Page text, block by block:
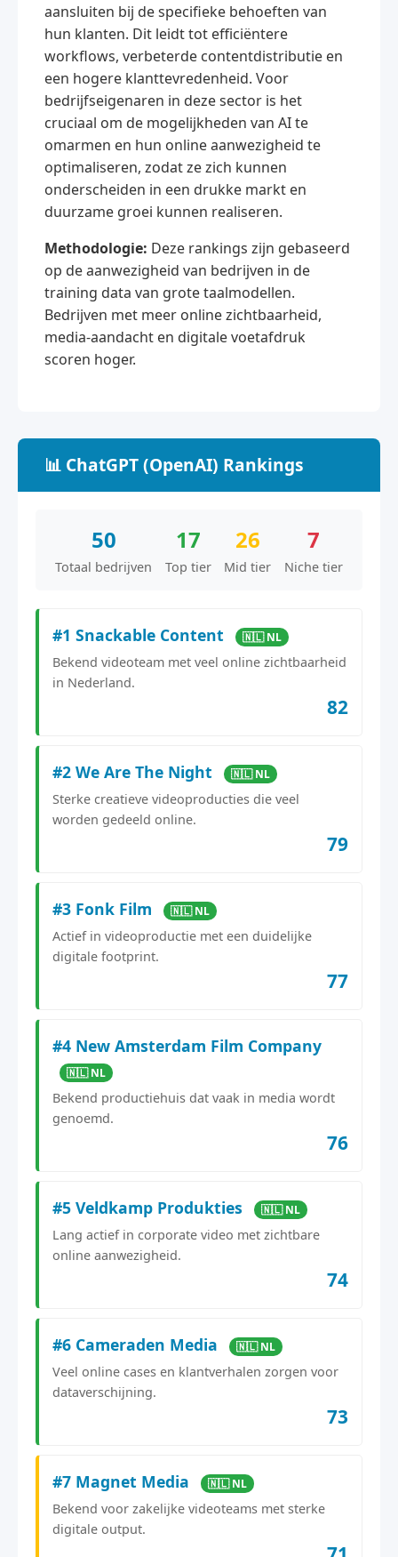
aansluiten bij de specifieke behoeften van
hun klanten. Dit leidt tot efficiëntere
workflows, verbeterde contentdistributie en
een hogere klanttevredenheid. Voor
bedrijfseigenaren in deze sector is het
cruciaal om de mogelijkheden van AI te
omarmen en hun online aanwezigheid te
optimaliseren, zodat ze zich kunnen
onderscheiden in een drukke markt en
duurzame groei kunnen realiseren.
Methodologie: Deze rankings zijn gebaseerd
op de aanwezigheid van bedrijven in de
training data van grote taalmodellen.
Bedrijven met meer online zichtbaarheid,
media-aandacht en digitale voetafdruk
scoren hoger.
📊 ChatGPT (OpenAI) Rankings
50
Totaal bedrijven
17
Top tier
26
Mid tier
7
Niche tier
#1 Snackable Content 🇳🇱 NL
Bekend videoteam met veel online zichtbaarheid
in Nederland.
82
#2 We Are The Night 🇳🇱 NL
Sterke creatieve videoproducties die veel
worden gedeeld online.
79
#3 Fonk Film 🇳🇱 NL
Actief in videoproductie met een duidelijke
digitale footprint.
77
#4 New Amsterdam Film Company
🇳🇱 NL
Bekend productiehuis dat vaak in media wordt
genoemd.
76
#5 Veldkamp Produkties 🇳🇱 NL
Lang actief in corporate video met zichtbare
online aanwezigheid.
74
#6 Cameraden Media 🇳🇱 NL
Veel online cases en klantverhalen zorgen voor
dataverschijning.
73
#7 Magnet Media 🇳🇱 NL
Bekend voor zakelijke videoteams met sterke
digitale output.